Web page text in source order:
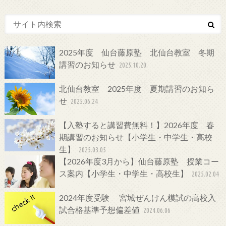
2025年度 仙台藤原塾 北仙台教室 冬期
講習のお知らせ 2025.10.20
北仙台教室 2025年度 夏期講習のお知ら
せ 2025.06.24
【入塾すると講習費無料！】2026年度 春
期講習のお知らせ【小学生・中学生・高校
生】
2025.03.05
【2026年度3月から】仙台藤原塾 授業コー
ス案内【小学生・中学生・高校生】
2025.02.04
2024年度受験 宮城ぜんけん模試の高校入
試合格基準予想偏差値 2024.06.06